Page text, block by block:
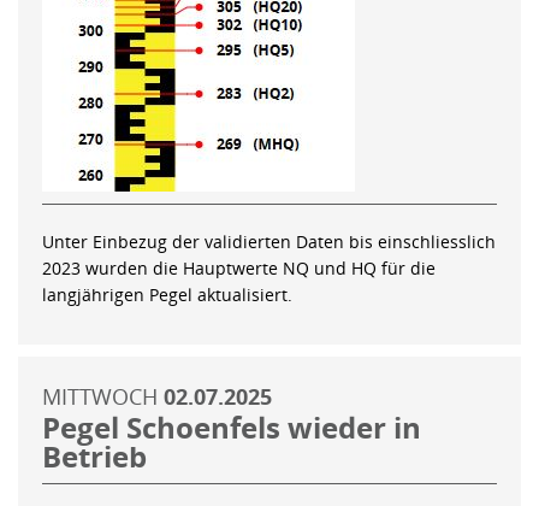
Unter Einbezug der validierten Daten bis einschliesslich
2023 wurden die Hauptwerte NQ und HQ für die
langjährigen Pegel aktualisiert.
MITTWOCH 02.07.2025
Pegel Schoenfels wieder in
Betrieb